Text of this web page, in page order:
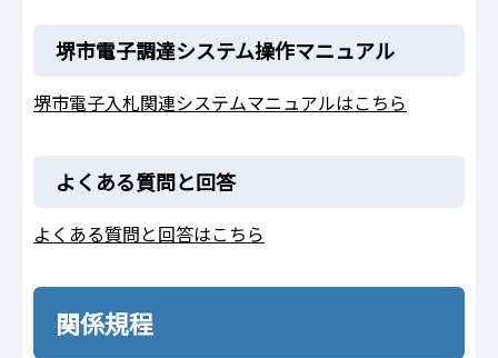
堺市電子調達システム操作マニュアル
堺市電子入札関連システムマニュアルはこちら
よくある質問と回答
よくある質問と回答はこちら
関係規程